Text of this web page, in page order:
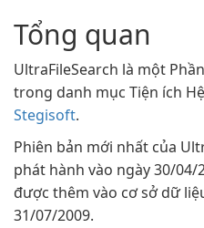
Tổng quan
UltraFileSearch là một
trong danh mục Tiện ích
Stegisoft.
Phiên bản mới nhất của
phát hành vào ngày 30/04/
được thêm vào cơ sở dữ
31/07/2009.